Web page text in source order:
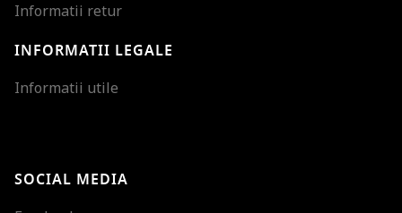
Informatii retur
INFORMATII LEGALE
Informatii utile
SOCIAL MEDIA